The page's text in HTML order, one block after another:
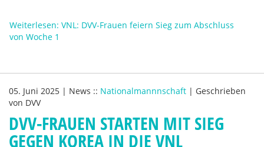
Weiterlesen: VNL: DVV-Frauen feiern Sieg zum Abschluss
von Woche 1
05. Juni 2025 | News :: Nationalmannnschaft | Geschrieben
von DVV
DVV-FRAUEN STARTEN MIT SIEG
GEGEN KOREA IN DIE VNL